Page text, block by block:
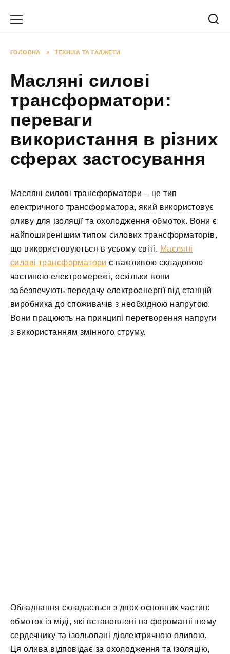
ГОЛОВНА » ТЕХНІКА ТА ГАДЖЕТИ
Масляні силові
трансформатори:
переваги
використання в різних
сферах застосування
Масляні силові трансформатори – це тип
електричного трансформатора, який використовує
оливу для ізоляції та охолодження обмоток. Вони є
найпоширенішим типом силових трансформаторів,
що використовуються в усьому світі. Масляні
силові трансформатори є важливою складовою
частиною електромережі, оскільки вони
забезпечують передачу електроенергії від станцій
виробника до споживачів з необхідною напругою.
Вони працюють на принципі перетворення напруги
з використанням змінного струму.
Обладнання складається з двох основних частин:
обмоток із міді, які встановлені на феромагнітному
сердечнику та ізольовані діелектричною оливою.
Ця олива відповідає за охолодження та ізоляцію,